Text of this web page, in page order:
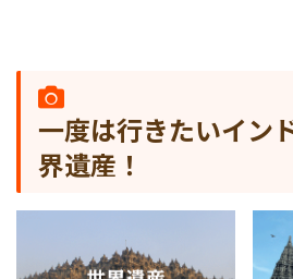
一度は行きたいイン
界遺産！